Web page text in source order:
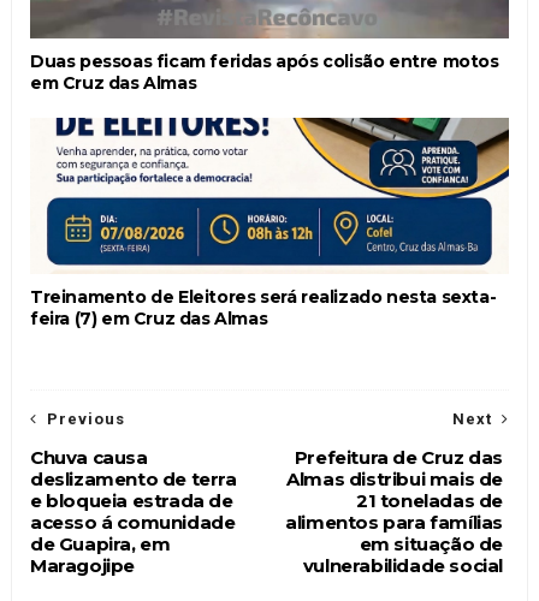
Duas pessoas ficam feridas após colisão entre motos
em Cruz das Almas
Treinamento de Eleitores será realizado nesta sexta-
feira (7) em Cruz das Almas
Next
Prefeitura de Cruz das
Almas distribui mais de
21 toneladas de
alimentos para famílias
em situação de
vulnerabilidade social
Previous
Chuva causa
deslizamento de terra
e bloqueia estrada de
acesso á comunidade
de Guapira, em
Maragojipe